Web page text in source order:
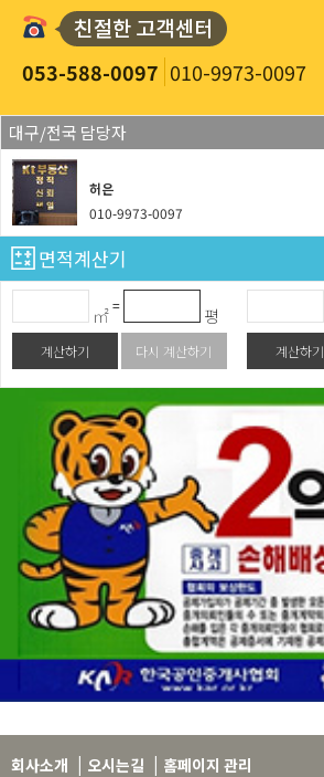
053-588-0097 010-9973-0097
대구/전국 담당자
허은
010-9973-0097
면적계산기
㎡= 평
계산하기 다시 계산하기 계산하기
회사소개 | 오시는길 | 홈페이지 관리